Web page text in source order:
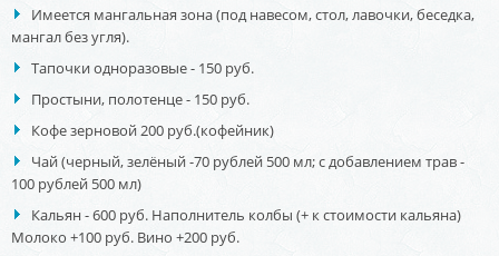
Имеется мангальная зона (под навесом, стол, лавочки, беседка,
мангал без угля).
Тапочки одноразовые - 150 руб.
Простыни, полотенце - 150 руб.
Кофе зерновой 200 руб.(кофейник)
Чай (черный, зелёный -70 рублей 500 мл; с добавлением трав -
100 рублей 500 мл)
Кальян - 600 руб. Наполнитель колбы (+ к стоимости кальяна)
Молоко +100 руб. Вино +200 руб.